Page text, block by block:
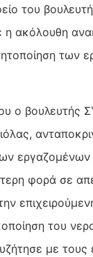
του
ακόλουθη
των
ο βουλευτής
φορά σε
του
με